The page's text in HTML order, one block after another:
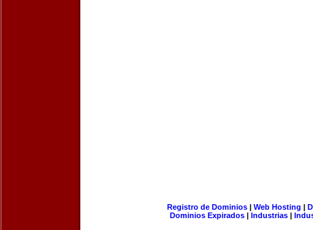
Registro de Dominios| Web Hosting |
Dominios Expirados | Industrias |